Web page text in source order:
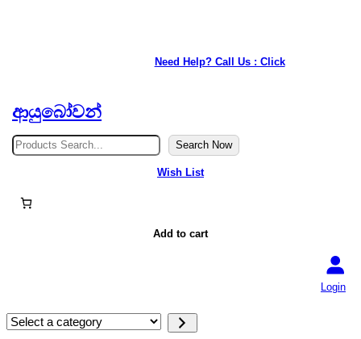
Need Help? Call Us : Click
ආයුබෝවන්
S
e
Search Now
Wish List
Add to cart
Login
S
e